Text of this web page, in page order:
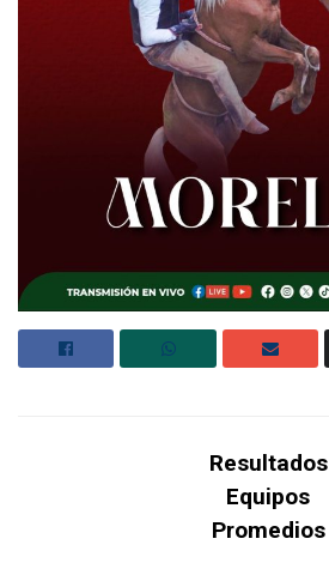
Resultados
Equipos
Promedios